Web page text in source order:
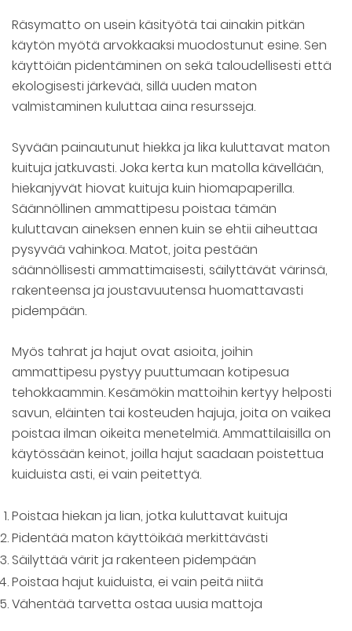
Räsymatto on usein käsityötä tai ainakin pitkän
käytön myötä arvokkaaksi muodostunut esine. Sen
käyttöiän pidentäminen on sekä taloudellisesti että
ekologisesti järkevää, sillä uuden maton
valmistaminen kuluttaa aina resursseja.
Syvään painautunut hiekka ja lika kuluttavat maton
kuituja jatkuvasti. Joka kerta kun matolla kävellään,
hiekanjyvät hiovat kuituja kuin hiomapaperilla.
Säännöllinen ammattipesu poistaa tämän
kuluttavan aineksen ennen kuin se ehtii aiheuttaa
pysyvää vahinkoa. Matot, joita pestään
säännöllisesti ammattimaisesti, säilyttävät värinsä,
rakenteensa ja joustavuutensa huomattavasti
pidempään.
Myös tahrat ja hajut ovat asioita, joihin
ammattipesu pystyy puuttumaan kotipesua
tehokkaammin. Kesämökin mattoihin kertyy helposti
savun, eläinten tai kosteuden hajuja, joita on vaikea
poistaa ilman oikeita menetelmiä. Ammattilaisilla on
käytössään keinot, joilla hajut saadaan poistettua
kuiduista asti, ei vain peitettyä.
Poistaa hiekan ja lian, jotka kuluttavat kuituja
Pidentää maton käyttöikää merkittävästi
Säilyttää värit ja rakenteen pidempään
Poistaa hajut kuiduista, ei vain peitä niitä
Vähentää tarvetta ostaa uusia mattoja